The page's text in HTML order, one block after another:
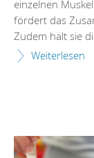
einzelnen
fördert das
Zudem hält sie
Weiterlesen